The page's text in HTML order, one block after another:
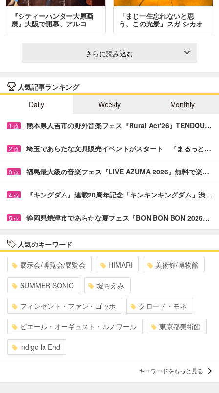
『シティーハンター大原画
展』大阪で開幕、アルコ
＆…
「まじ一生忘れないと思
う、この光景」スガ シカオ
と…
さらに読み込む
人気記事ランキング
Daily
Weekly Monthly
1 位 熊本県人吉市の野外音楽フェス『Rural Act'26』TENDOU…
2 位 埼玉であらたな文具販売イベントがスタート 『まるっと…
3 位 福島最大級の音楽フェス『LIVE AZUMA 2026』無料で楽…
4 位 『キングダム』連載20周年記念「キンキンキングダム」渋…
5 位 静岡県焼津市であらたな夏フェス『BON BON BON 2026…
人気のキーワード
展示会/博覧会/展覧会 HIMARI 美術館/博物館
SUMMER SONIC 堀ちえみ
フィンセント・ファン・ゴッホ クロード・モネ
ピエール・オーギュスト・ルノワール 東京都美術館
indigo la End
キーワードをもっと見る